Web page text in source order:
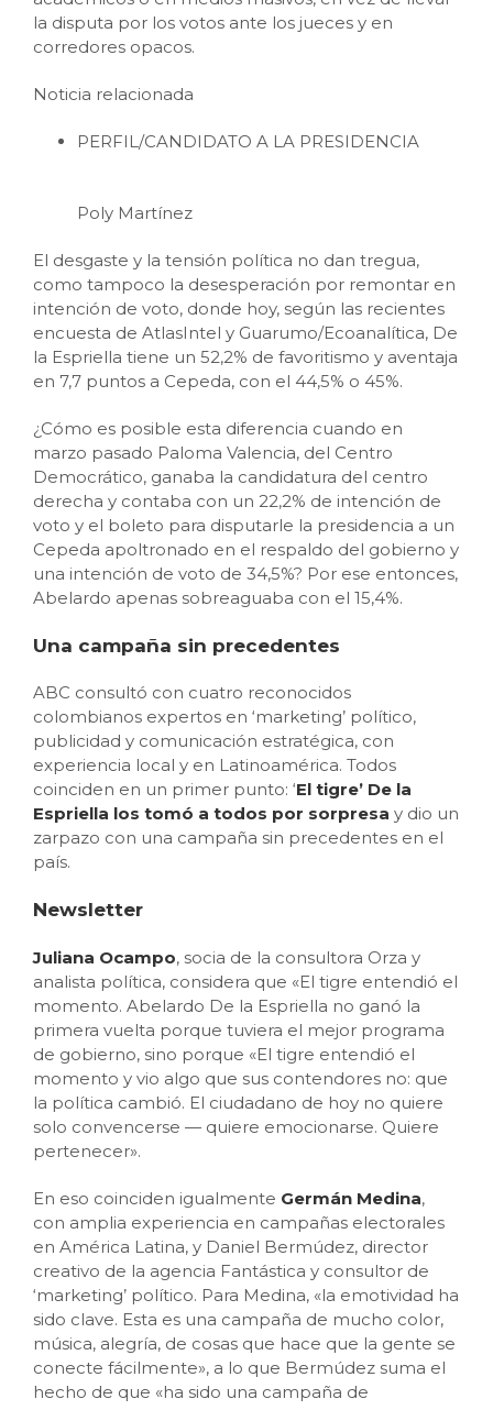
la disputa por los votos ante los jueces y en
corredores opacos.
Noticia relacionada
PERFIL/CANDIDATO A LA PRESIDENCIA
Poly Martínez
El desgaste y la tensión política no dan tregua,
como tampoco la desesperación por remontar en
intención de voto, donde hoy, según las recientes
encuesta de AtlasIntel y Guarumo/Ecoanalítica, De
la Espriella tiene un 52,2% de favoritismo y aventaja
en 7,7 puntos a Cepeda, con el 44,5% o 45%.
¿Cómo es posible esta diferencia cuando en
marzo pasado Paloma Valencia, del Centro
Democrático, ganaba la candidatura del centro
derecha y contaba con un 22,2% de intención de
voto y el boleto para disputarle la presidencia a un
Cepeda apoltronado en el respaldo del gobierno y
una intención de voto de 34,5%? Por ese entonces,
Abelardo apenas sobreaguaba con el 15,4%.
Una campaña sin precedentes
ABC consultó con cuatro reconocidos
colombianos expertos en ‘marketing’ político,
publicidad y comunicación estratégica, con
experiencia local y en Latinoamérica. Todos
coinciden en un primer punto: ‘El tigre’ De la
Espriella los tomó a todos por sorpresa y dio un
zarpazo con una campaña sin precedentes en el
país.
Newsletter
Juliana Ocampo, socia de la consultora Orza y
analista política, considera que «El tigre entendió el
momento. Abelardo De la Espriella no ganó la
primera vuelta porque tuviera el mejor programa
de gobierno, sino porque «El tigre entendió el
momento y vio algo que sus contendores no: que
la política cambió. El ciudadano de hoy no quiere
solo convencerse — quiere emocionarse. Quiere
pertenecer».
En eso coinciden igualmente Germán Medina,
con amplia experiencia en campañas electorales
en América Latina, y Daniel Bermúdez, director
creativo de la agencia Fantástica y consultor de
‘marketing’ político. Para Medina, «la emotividad ha
sido clave. Esta es una campaña de mucho color,
música, alegría, de cosas que hace que la gente se
conecte fácilmente», a lo que Bermúdez suma el
hecho de que «ha sido una campaña de